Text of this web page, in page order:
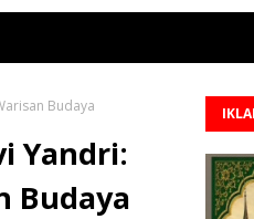
Budaya
Yandri:
Budaya